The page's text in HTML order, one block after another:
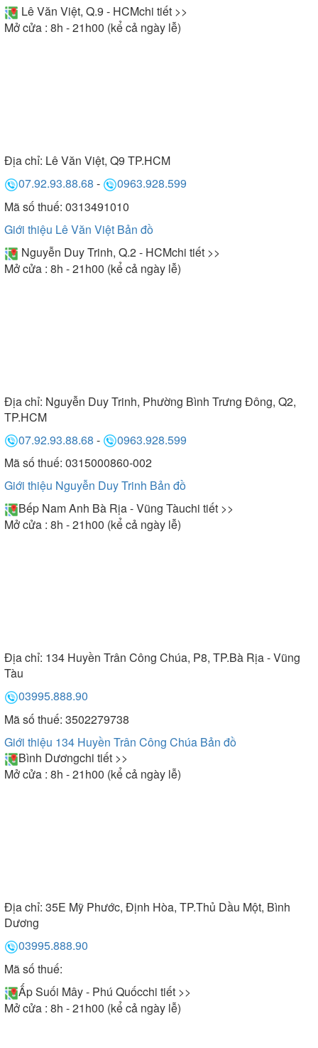
Lê Văn Việt, Q.9 - HCMchi tiết >>
Mở cửa : 8h - 21h00 (kể cả ngày lễ)
Địa chỉ: Lê Văn Việt, Q9 TP.HCM
07.92.93.88.68 -
0963.928.599
Mã số thuế: 0313491010
Giới thiệu Lê Văn Việt Bản đồ
Nguyễn Duy Trinh, Q.2 - HCMchi tiết >>
Mở cửa : 8h - 21h00 (kể cả ngày lễ)
Địa chỉ: Nguyễn Duy Trinh, Phường Bình Trưng Đông, Q2,
TP.HCM
07.92.93.88.68 -
0963.928.599
Mã số thuế: 0315000860-002
Giới thiệu Nguyễn Duy Trinh Bản đồ
Bếp Nam Anh Bà Rịa - Vũng Tàuchi tiết >>
Mở cửa : 8h - 21h00 (kể cả ngày lễ)
Địa chỉ: 134 Huyền Trân Công Chúa, P8, TP.Bà Rịa - Vũng
Tàu
03995.888.90
Mã số thuế: 3502279738
Giới thiệu 134 Huyền Trân Công Chúa Bản đồ
Bình Dươngchi tiết >>
Mở cửa : 8h - 21h00 (kể cả ngày lễ)
Địa chỉ: 35E Mỹ Phước, Định Hòa, TP.Thủ Dầu Một, Bình
Dương
03995.888.90
Mã số thuế:
Ấp Suối Mây - Phú Quốcchi tiết >>
Mở cửa : 8h - 21h00 (kể cả ngày lễ)